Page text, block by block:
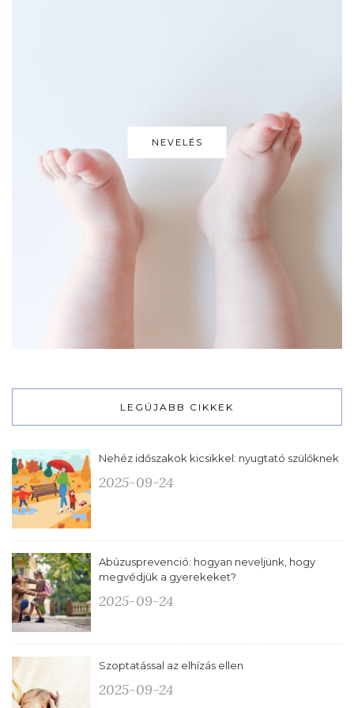
NEVELÉS
LEGÚJABB CIKKEK
Nehéz időszakok kicsikkel: nyugtató szülőknek
2025-09-24
Abúzusprevenció: hogyan neveljünk, hogy
megvédjük a gyerekeket?
2025-09-24
Szoptatással az elhízás ellen
2025-09-24